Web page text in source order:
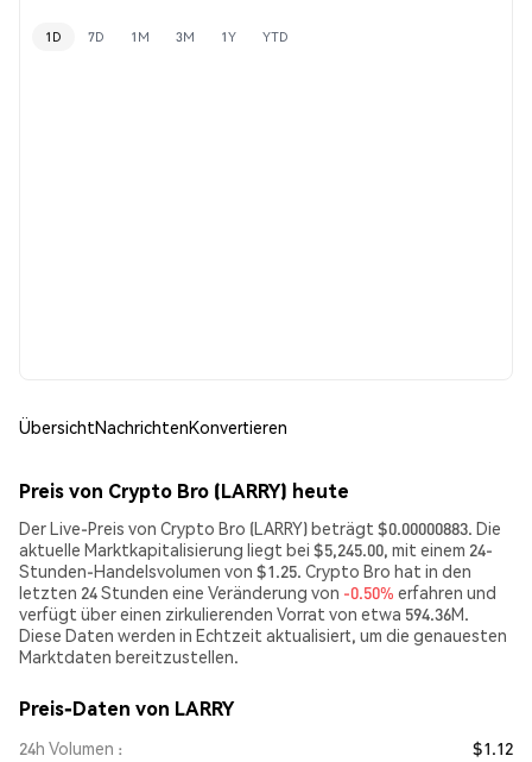
1D 7D 1M 3M 1Y YTD
ÜbersichtNachrichtenKonvertieren
Preis von Crypto Bro (LARRY) heute
Der Live-Preis von Crypto Bro (LARRY) beträgt $0.00000883. Die
aktuelle Marktkapitalisierung liegt bei $5,245.00, mit einem 24-
Stunden-Handelsvolumen von $1.25. Crypto Bro hat in den
letzten 24 Stunden eine Veränderung von -0.50% erfahren und
verfügt über einen zirkulierenden Vorrat von etwa 594.36M.
Diese Daten werden in Echtzeit aktualisiert, um die genauesten
Marktdaten bereitzustellen.
Preis-Daten von LARRY
24h Volumen
$1.12